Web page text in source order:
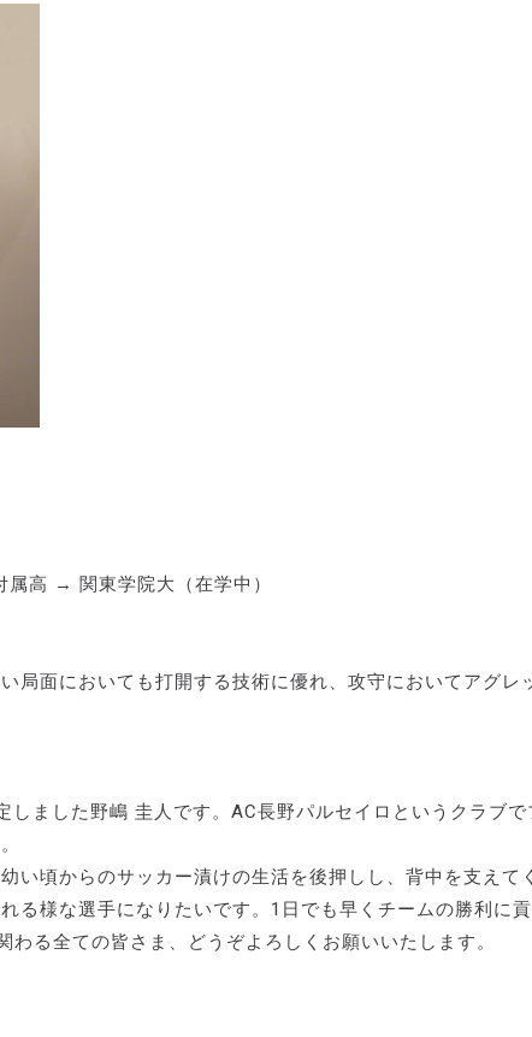
高 → 関東学院大（在学中）
局面においても打開する技術に優れ、攻守においてアグレ
ました野嶋 圭人です。AC長野パルセイロというクラブで
い頃からのサッカー漬けの生活を後押しし、背中を支えて
る様な選手になりたいです。1日でも早くチームの勝利に
る全ての皆さま、どうぞよろしくお願いいたします。